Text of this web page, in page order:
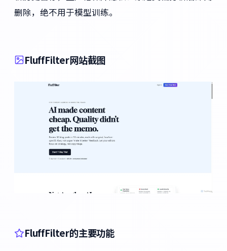
删除，绝不用于模型训练。
FluffFilter网站截图
FluffFilter的主要功能